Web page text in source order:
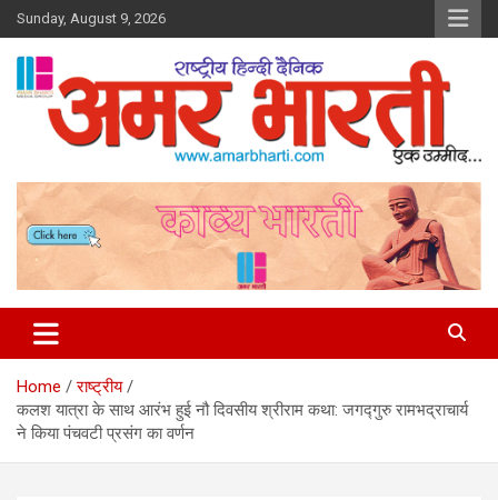
Skip
to
content
Sunday, August 9, 2026
Amar Bharti Media Group
Home
राष्ट्रीय
कलश यात्रा के साथ आरंभ हुई नौ दिवसीय श्रीराम कथा: जगद्गुरु रामभद्राचार्य
ने किया पंचवटी प्रसंग का वर्णन